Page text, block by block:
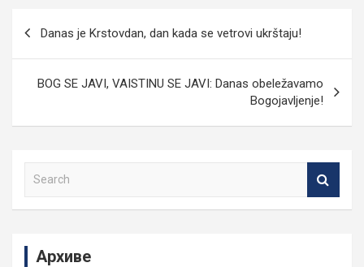
чланка
Danas je Krstovdan, dan kada se vetrovi ukrštaju!
BOG SE JAVI, VAISTINU SE JAVI: Danas obeležavamo
Bogojavljenje!
Архиве